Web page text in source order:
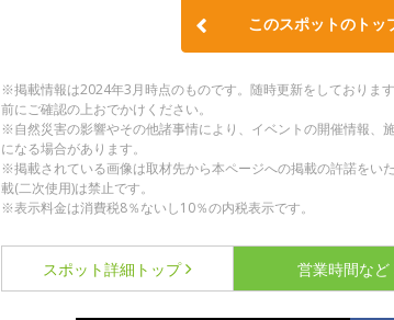
このスポットのトッ
※掲載情報は2024年3月時点のものです。随時更新をしておりま
前にご確認の上おでかけください。
※自然災害の影響やその他諸事情により、イベントの開催情報、
になる場合があります。
※掲載されている画像は取材先から本ページへの掲載の許諾をい
載(二次使用)は禁止です。
※表示料金は消費税8％ないし10％の内税表示です。
スポット詳細 トップ 営業時間など